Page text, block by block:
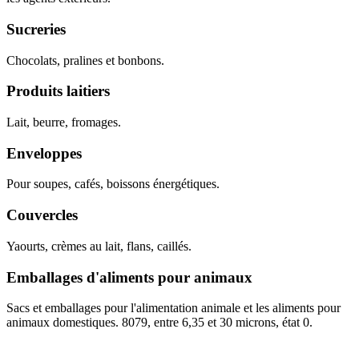
Sucreries
Chocolats, pralines et bonbons.
Produits laitiers
Lait, beurre, fromages.
Enveloppes
Pour soupes, cafés, boissons énergétiques.
Couvercles
Yaourts, crèmes au lait, flans, caillés.
Emballages d'aliments pour animaux
Sacs et emballages pour l'alimentation animale et les aliments pour
animaux domestiques. 8079, entre 6,35 et 30 microns, état 0.